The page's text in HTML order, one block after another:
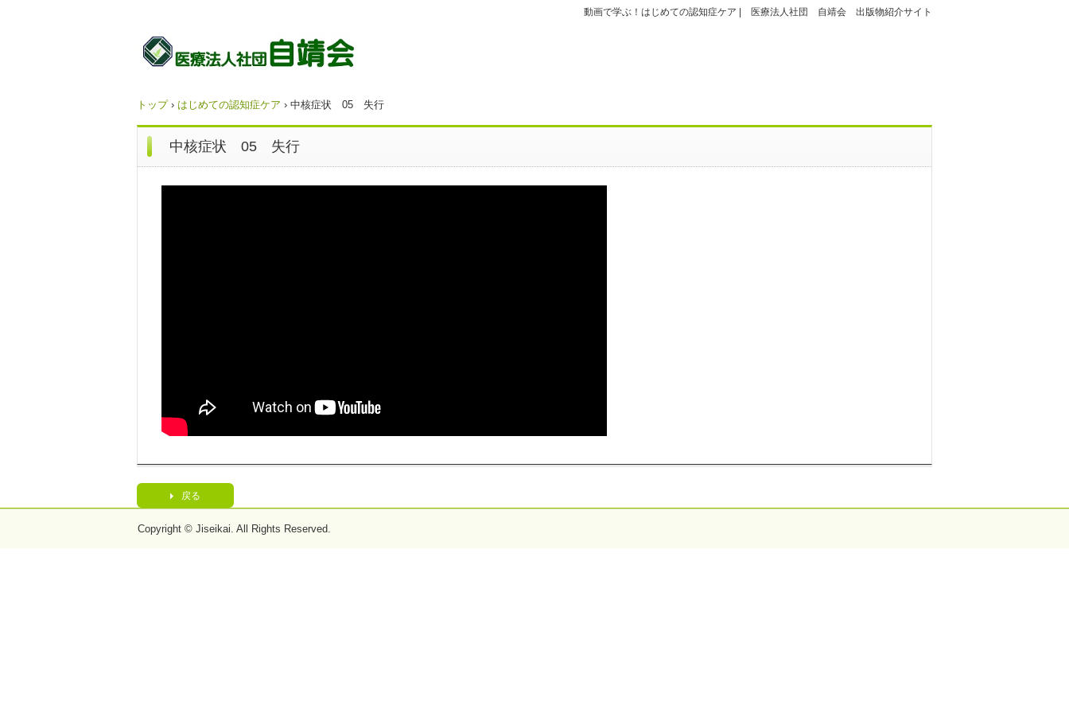
動画で学ぶ！はじめての認知症ケア | 医療法人社団 自靖会 出版物紹介サイト
トップ › はじめての認知症ケア › 中核症状 05 失行
中核症状 05 失行
戻る
Copyright © Jiseikai. All Rights Reserved.